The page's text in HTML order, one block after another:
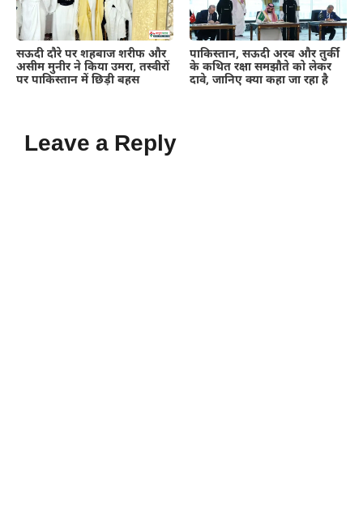
सऊदी दौरे पर शहबाज शरीफ और
असीम मुनीर ने किया उमरा, तस्वीरों
पर पाकिस्तान में छिड़ी बहस
पाकिस्तान, सऊदी अरब और तुर्की
के कथित रक्षा समझौते को लेकर
दावे, जानिए क्या कहा जा रहा है
Leave a Reply